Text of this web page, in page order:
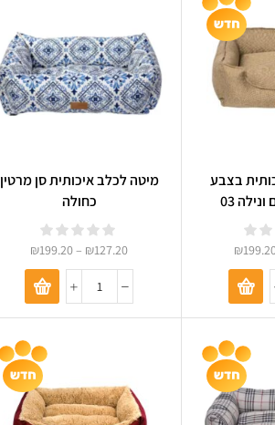
בצבע
03
₪
מיטה לכלב איכותית סן מרטין
כחולה
₪127.20
–
₪199.20